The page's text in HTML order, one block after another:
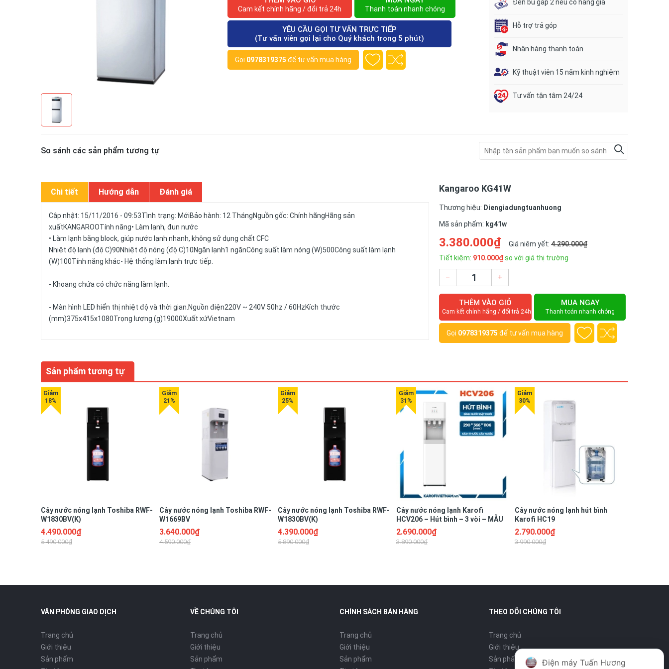
Cam kết chính hãng / đổi trả 24h Thanh toán nhanh chóng
YÊU CẦU GỌI TƯ VẤN TRỰC TIẾP
(Tư vấn viên gọi lại cho Quý khách trong 5 phút)
Gọi 0978319375 để tư vấn mua hàng
Đền bù gấp 2 nếu có hàng giả
Hỗ trợ trả góp
Nhận hàng thanh toán
Kỹ thuật viên 15 năm kinh nghiệm
Tư vấn tận tâm 24/24
So sánh các sản phẩm tương tự
Chi tiết Hướng dẫn Đánh giá
Cập nhật: 15/11/2016 - 09:53Tình trạng: MớiBảo hành: 12 ThángNguồn gốc: Chính hãngHãng sản
xuấtKANGAROOTính năng• Làm lạnh, đun nước
• Làm lạnh bằng block, giúp nước lạnh nhanh, không sử dụng chất CFC
Nhiệt độ lạnh (độ C)90Nhiệt độ nóng (độ C)10Ngăn lạnh1 ngănCông suất làm nóng (W)500Công suất làm lạnh
(W)100Tính năng khác- Hệ thống làm lạnh trực tiếp.
- Khoang chứa có chức năng làm lạnh.
- Màn hình LED hiển thị nhiệt độ và thời gian.Nguồn điện220V ~ 240V 50hz / 60HzKích thước
(mm)375x415x1080Trọng lượng (g)19000Xuất xứVietnam
Kangaroo KG41W
Thương hiệu: Diengiadungtuanhuong
Mã sản phẩm: kg41w
3.380.000₫ Giá niêm yết: 4.290.000₫
Tiết kiệm: 910.000₫so với giá thị trường
– +
THÊM VÀO GIỎ
Cam kết chính hãng / đổi trả 24h
MUA NGAY
Thanh toán nhanh chóng
Gọi 0978319375 để tư vấn mua hàng
Sản phẩm tương tự
Cây nước nóng lạnh Toshiba RWF-
W1830BV(K)
4.490.000₫
5.490.000₫
Cây nước nóng lạnh Toshiba RWF-
W1669BV
3.640.000₫
4.590.000₫
Cây nước nóng lạnh Toshiba RWF-
W1830BV(K)
4.390.000₫
5.890.000₫
Cây nước nóng lạnh Karofi
HCV206 – Hút bình – 3 vòi – MẪU
MỚI 2023
2.690.000₫
3.890.000₫
Cây nước nóng lạnh hút bình
Karofi HC19
2.790.000₫
3.990.000₫
VĂN PHÒNG GIAO DỊCH
Trang chủ
Giới thiệu
Sản phẩm
VỀ CHÚNG TÔI
Trang chủ
Giới thiệu
Sản phẩm
CHÍNH SÁCH BÁN HÀNG
Trang chủ
Giới thiệu
Sản phẩm
THEO DÕI CHÚNG TÔI
Trang chủ
Giới thiệu
Sản phẩm
Điện máy Tuấn Hương